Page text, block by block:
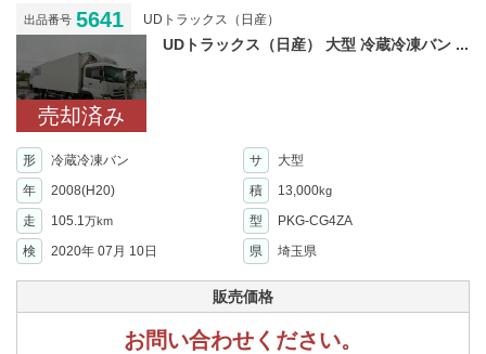
出品番号 5641 UDトラックス（日産）
売却済み
UDトラックス（日産） 大型 冷蔵冷凍バン ...
形 冷蔵冷凍バン サ
大型
年
2008(H20) 積 13,000kg
走 105.1万km 型
PKG-CG4ZA
検
2020年 07月 10日 県 埼玉県
販売価格
お問い合わせください。